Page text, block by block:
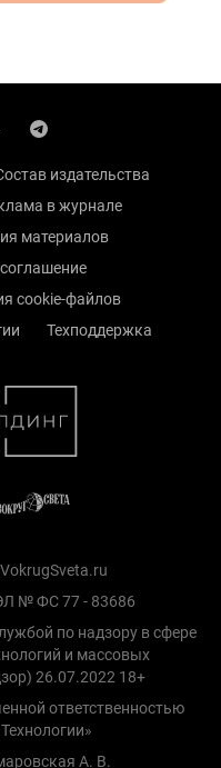
издательства
в журнале
материалов
cookie-файлов
Техподдержка
№ ФС 77 - 83686
по надзору в сфере
и массовых
26.07.2022 18+
ответственностью
А. В.